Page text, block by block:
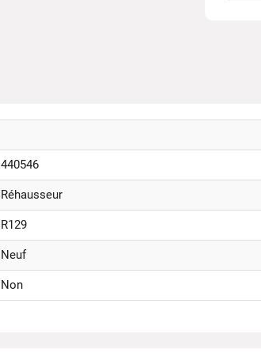
440546
Réhausseur
R129
Neuf
Non